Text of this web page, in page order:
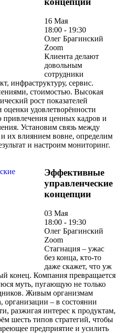
16 Мая
18:00 - 19:30
Олег Брагинский
Zoom
Клиента делают
довольным
сотрудники
инфраструктуру, сервис.
стоимостью. Высокая
рост показателей
оценки удовлетворённости
привлечения ценных кадров и
Установим связь между
их влиянием вовне, определим
и настроим мониторинг.
Эффективные
управленческие
концепции
03 Мая
18:00 - 19:30
Олег Брагинский
Zoom
Стагнация – ужас
без конца, кто-то
даже скажет, что уж
конец. Компания превращается
муть, пугающую не только
Живым организмам
организации – в состоянии
разжигая интерес к продуктам,
шесть типов стратегий, чтобы
предприятие и усилить